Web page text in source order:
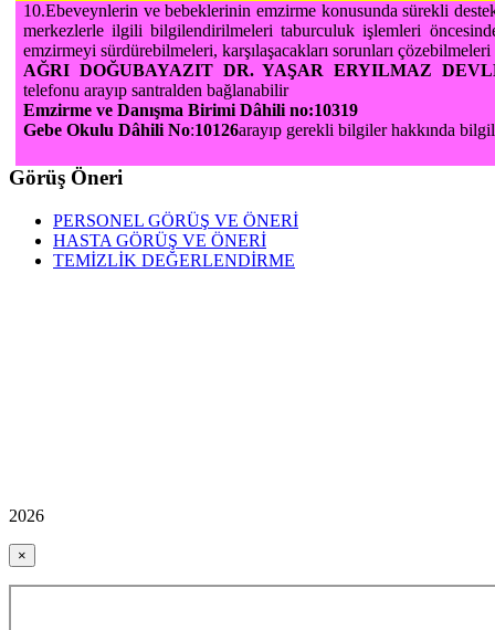
10.Ebeveynlerin ve bebeklerinin emzirme konusunda sürekli
merkezlerle ilgili bilgilendirilmeleri taburculuk işlemleri
emzirmeyi sürdürebilmeleri, karşılaşacakları sorunları
AĞRI DOĞUBAYAZIT DR. YAŞAR ERYILMAZ
telefonu arayıp santralden bağlanabilir
Emzirme ve Danışma Birimi Dâhili no:10319
Gebe Okulu Dâhili No:10126arayıp gerekli bilgiler hakkında
Görüş Öneri
PERSONEL GÖRÜŞ VE ÖNERİ
HASTA GÖRÜŞ VE ÖNERİ
TEMİZLİK DEĞERLENDİRME
2026
×